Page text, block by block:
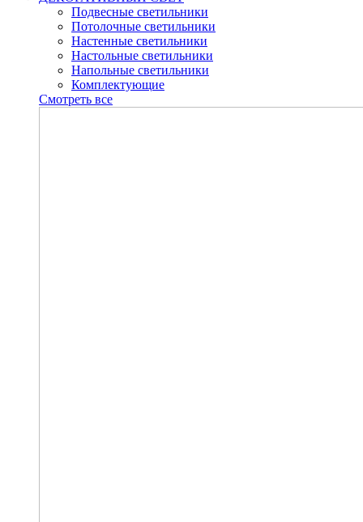
Подвесные светильники
Потолочные светильники
Настенные светильники
Настольные светильники
Напольные светильники
Комплектующие
Смотреть все